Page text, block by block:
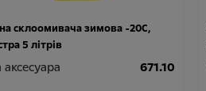
склоомивача зимова -20С,
5 літрів
аксесуара 671.10